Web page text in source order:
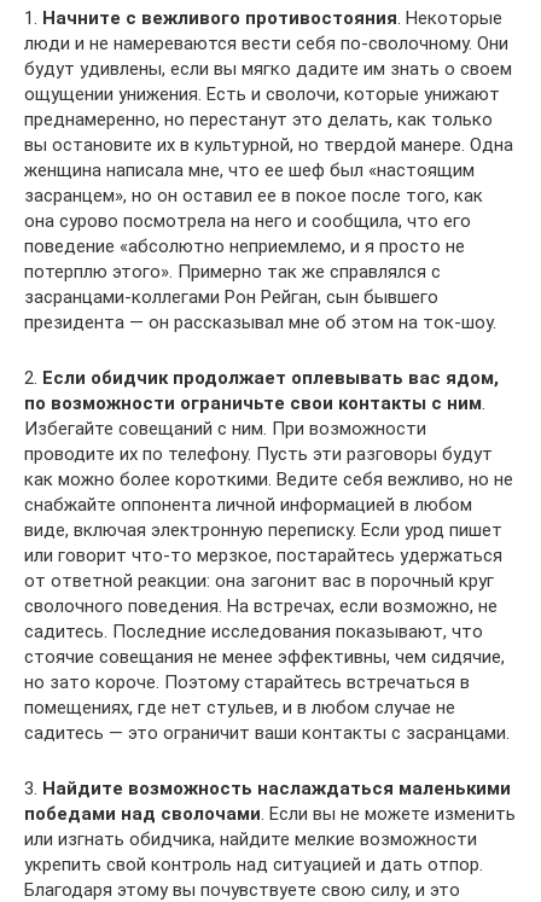
1. Начните с вежливого противостояния. Некоторые
люди и не намереваются вести себя по-сволочному. Они
будут удивлены, если вы мягко дадите им знать о своем
ощущении унижения. Есть и сволочи, которые унижают
преднамеренно, но перестанут это делать, как только
вы остановите их в культурной, но твердой манере. Одна
женщина написала мне, что ее шеф был «настоящим
засранцем», но он оставил ее в покое после того, как
она сурово посмотрела на него и сообщила, что его
поведение «абсолютно неприемлемо, и я просто не
потерплю этого». Примерно так же справлялся с
засранцами-коллегами Рон Рейган, сын бывшего
президента — он рассказывал мне об этом на ток-шоу.
2. Если обидчик продолжает оплевывать вас ядом,
по возможности ограничьте свои контакты с ним.
Избегайте совещаний с ним. При возможности
проводите их по телефону. Пусть эти разговоры будут
как можно более короткими. Ведите себя вежливо, но не
снабжайте оппонента личной информацией в любом
виде, включая электронную переписку. Если урод пишет
или говорит что-то мерзкое, постарайтесь удержаться
от ответной реакции: она загонит вас в порочный круг
сволочного поведения. На встречах, если возможно, не
садитесь. Последние исследования показывают, что
стоячие совещания не менее эффективны, чем сидячие,
но зато короче. Поэтому старайтесь встречаться в
помещениях, где нет стульев, и в любом случае не
садитесь — это ограничит ваши контакты с засранцами.
3. Найдите возможность наслаждаться маленькими
победами над сволочами. Если вы не можете изменить
или изгнать обидчика, найдите мелкие возможности
укрепить свой контроль над ситуацией и дать отпор.
Благодаря этому вы почувствуете свою силу, и это